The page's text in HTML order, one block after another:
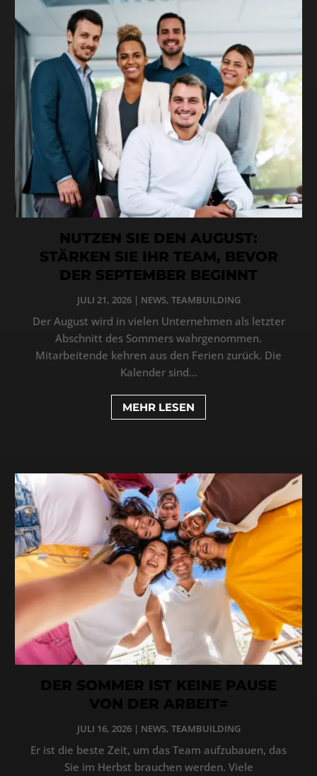
NUTZEN SIE DEN AUGUST:
STÄRKEN SIE IHR TEAM, BEVOR
DER SEPTEMBER BEGINNT
JULI 21, 2026| NEWS, TEAMBUILDING
Der August wird in vielen Unternehmen als letzter
Abschnitt des Sommers wahrgenommen.
Mitarbeitende kehren aus den Ferien zurück. Die
Kalender sind...
MEHR LESEN
DER SOMMER IST KEINE PAUSE
VON DER ARBEIT=
JULI 16, 2026| NEWS, TEAMBUILDING
Er ist die beste Zeit, um das Team aufzubauen, das
Sie im Herbst brauchen werden. Viele